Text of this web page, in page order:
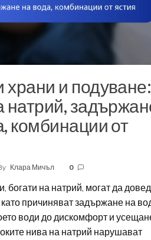
храни и подуване:
натрий,
комбинации от
Клара Мичъл 0
богати на натрий, могат да
причиняват задържане на
води до дискомфорт и
нива на натрий нарушават